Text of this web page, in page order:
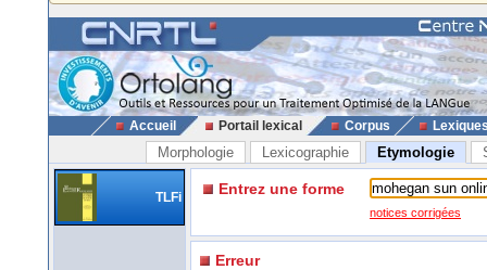
Accueil Portail lexical Corpus
Morphologie Lexicographie Etymologie
TLFi Entrez une forme
notices corrigées
Erreur